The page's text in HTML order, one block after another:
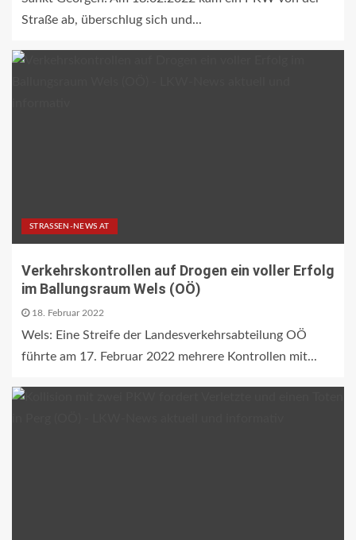
Straße ab, überschlug sich und...
STRASSEN-NEWS AT
Verkehrskontrollen auf Drogen ein voller Erfolg
im Ballungsraum Wels (OÖ)
18. Februar 2022
Wels: Eine Streife der Landesverkehrsabteilung OÖ
führte am 17. Februar 2022 mehrere Kontrollen mit...